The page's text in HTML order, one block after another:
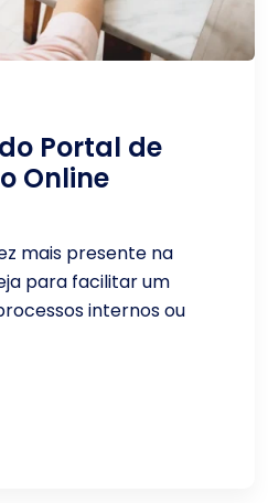
Portal de
Online
mais presente na
para facilitar um
internos ou